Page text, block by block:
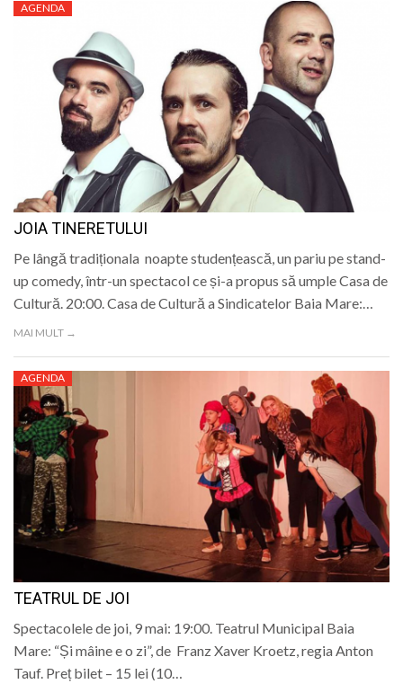
AGENDA
JOIA TINERETULUI
Pe lângă tradiționala noapte studențească, un pariu pe stand-
up comedy, într-un spectacol ce și-a propus să umple Casa de
Cultură. 20:00. Casa de Cultură a Sindicatelor Baia Mare:…
MAI MULT →
AGENDA
TEATRUL DE JOI
Spectacolele de joi, 9 mai: 19:00. Teatrul Municipal Baia
Mare: “Și mâine e o zi”, de Franz Xaver Kroetz, regia Anton
Tauf. Preț bilet – 15 lei (10…